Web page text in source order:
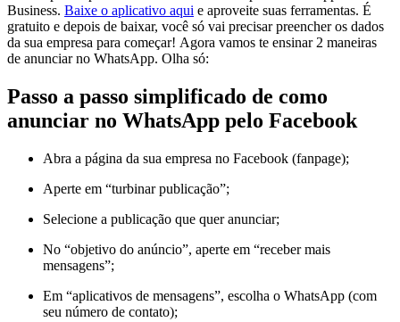
Business. Baixe o aplicativo aqui e aproveite suas ferramentas. É
gratuito e depois de baixar, você só vai precisar preencher os dados
da sua empresa para começar! Agora vamos te ensinar 2 maneiras
de anunciar no WhatsApp. Olha só:
Passo a passo simplificado de como
anunciar no WhatsApp pelo Facebook
Abra a página da sua empresa no Facebook (fanpage);
Aperte em “turbinar publicação”;
Selecione a publicação que quer anunciar;
No “objetivo do anúncio”, aperte em “receber mais
mensagens”;
Em “aplicativos de mensagens”, escolha o WhatsApp (com
seu número de contato);